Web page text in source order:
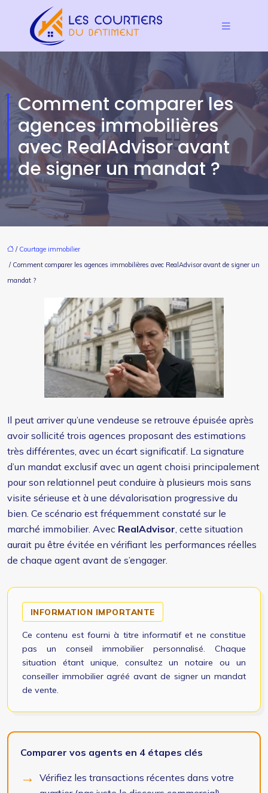
Comment comparer les
agences immobilières
avec RealAdvisor avant
de signer un mandat ?
/ Courtage immobilier
/ Comment comparer les agences immobilières avec RealAdvisor avant de signer un
mandat ?
Il peut arriver qu’une vendeuse se retrouve épuisée après
avoir sollicité trois agences proposant des estimations
très différentes, avec un écart significatif. La signature
d’un mandat exclusif avec un agent choisi principalement
pour son relationnel peut conduire à plusieurs mois sans
visite sérieuse et à une dévalorisation progressive du
bien. Ce scénario est fréquemment constaté sur le
marché immobilier. Avec RealAdvisor, cette situation
aurait pu être évitée en vérifiant les performances réelles
de chaque agent avant de s’engager.
INFORMATION IMPORTANTE
Ce contenu est fourni à titre informatif et ne constitue
pas un conseil immobilier personnalisé. Chaque
situation étant unique, consultez un notaire ou un
conseiller immobilier agréé avant de signer un mandat
de vente.
Comparer vos agents en 4 étapes clés
Vérifiez les transactions récentes dans votre